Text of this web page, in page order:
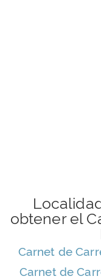
obtener el
Carnet de
Carnet de